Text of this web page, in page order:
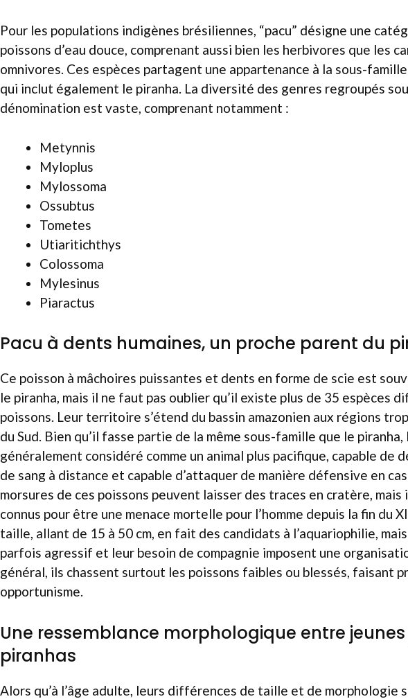
Pour les populations indigènes brésiliennes, “pacu” désigne une
poissons d’eau douce, comprenant aussi bien les herbivores que les
omnivores. Ces espèces partagent une appartenance à la sous-
qui inclut également le piranha. La diversité des genres regroupés
dénomination est vaste, comprenant notamment :
Metynnis
Myloplus
Mylossoma
Ossubtus
Tometes
Utiaritichthys
Colossoma
Mylesinus
Piaractus
Pacu à dents humaines, un proche parent du
Ce poisson à mâchoires puissantes et dents en forme de scie est
le piranha, mais il ne faut pas oublier qu’il existe plus de 35 espèces
poissons. Leur territoire s’étend du bassin amazonien aux régions
du Sud. Bien qu’il fasse partie de la même sous-famille que le piranha,
généralement considéré comme un animal plus pacifique, capable de
de sang à distance et capable d’attaquer de manière défensive en
morsures de ces poissons peuvent laisser des traces en cratère, mais
connus pour être une menace mortelle pour l’homme depuis la fin du
taille, allant de 15 à 50 cm, en fait des candidats à l’aquariophilie,
parfois agressif et leur besoin de compagnie imposent une
général, ils chassent surtout les poissons faibles ou blessés, faisant
opportunisme.
Une ressemblance morphologique entre
piranhas
Alors qu’à l’âge adulte, leurs différences de taille et de morphologie